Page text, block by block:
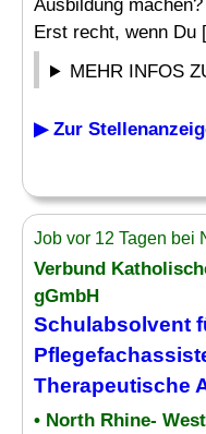
Ausbildung
Erst recht, wenn Du
MEHR INFOS
▶ Zur
Job vor 12 Tagen bei
Verbund
gGmbH
Schulabsolvent
Therapeutische
• North Rhine-